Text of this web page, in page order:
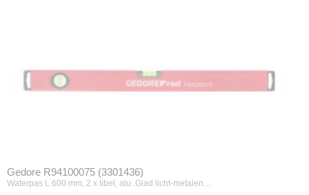
Gedore R94100075 (3301436)
Waterpas L 600 mm, 2 x libel, alu..Glad licht-metalen…